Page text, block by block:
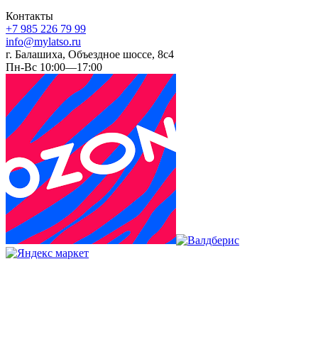
Контакты
+7 985 226 79 99
info@mylatso.ru
г. Балашиха, Объездное шоссе, 8с4
Пн-Вс 10:00—17:00